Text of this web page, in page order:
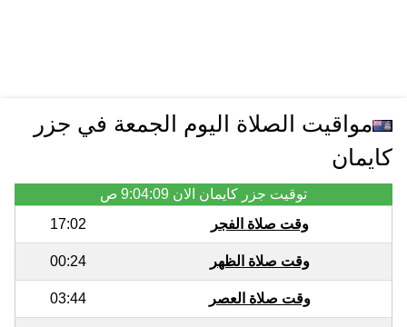
مواقيت الصلاة اليوم الجمعة في جزر
كايمان
توقيت جزر كايمان الان 9:04:09 ص
وقت صلاة الفجر
17:02
وقت صلاة الظهر 00:24
وقت صلاة العصر 03:44